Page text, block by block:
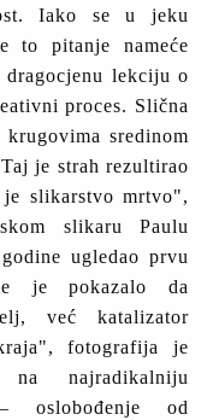
Iako se u jeku
to pitanje nameće
lekciju o
proces. Slična
sredinom
je strah rezultirao
slikarstvo mrtvo",
slikaru Paulu
ugledao prvu
je pokazalo da
već katalizator
fotografija je
najradikalniju
oslobođenje od